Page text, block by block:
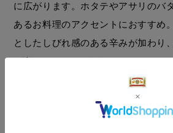
に広がります。ホタテやアサリのバ
あるお料理のアクセントにおすすめ
としたしびれ感のある辛みが加わり
お楽しみいただけます。
商品詳細はこちら